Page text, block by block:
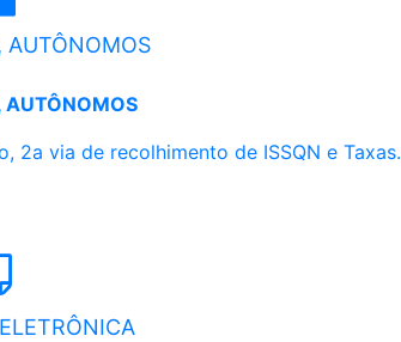
AUTÔNOMOS
AUTÔNOMOS
2a via de recolhimento de ISSQN e Taxas.